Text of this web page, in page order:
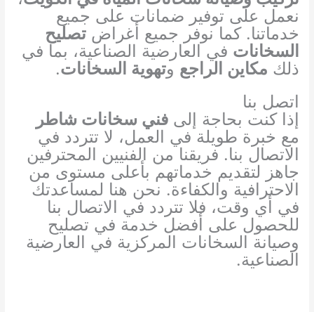
نعمل على توفير ضمانات على جميع
خدماتنا. كما نوفر جميع أغراضتصليح
السخانات في العارضية الصناعية، بما في
ذلك مكاين الراجع وتهوية السخانات.
اتصل بنا
إذا كنت بحاجة إلىفني سخانات شاطر
مع خبرة طويلة في العمل، لا تتردد في
الاتصال بنا. فريقنا من الفنيين المحترفين
جاهز لتقديم خدماتهم بأعلى مستوى من
الاحترافية والكفاءة. نحن هنا لمساعدتك
في أي وقت، فلا تتردد في الاتصال بنا
للحصول على أفضل خدمة في تصليح
وصيانة السخانات المركزية في العارضية
الصناعية.